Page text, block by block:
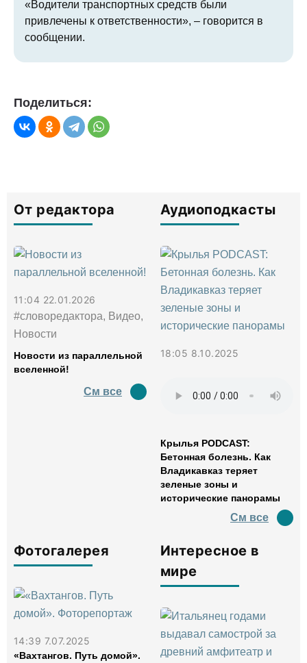
«Водители транспортных средств были
привлечены к ответственности», – говорится в
сообщении.
Поделиться:
От редактора
11:04 22.01.2026
#словоредактора, Видео,
Новости
Новости из параллельной
вселенной!
См все
Аудиоподкасты
18:05 8.10.2025
Крылья PODCAST:
Бетонная болезнь. Как
Владикавказ теряет
зеленые зоны и
исторические панорамы
См все
Фотогалерея
14:39 7.07.2025
«Вахтангов. Путь домой».
Интересное в
мире